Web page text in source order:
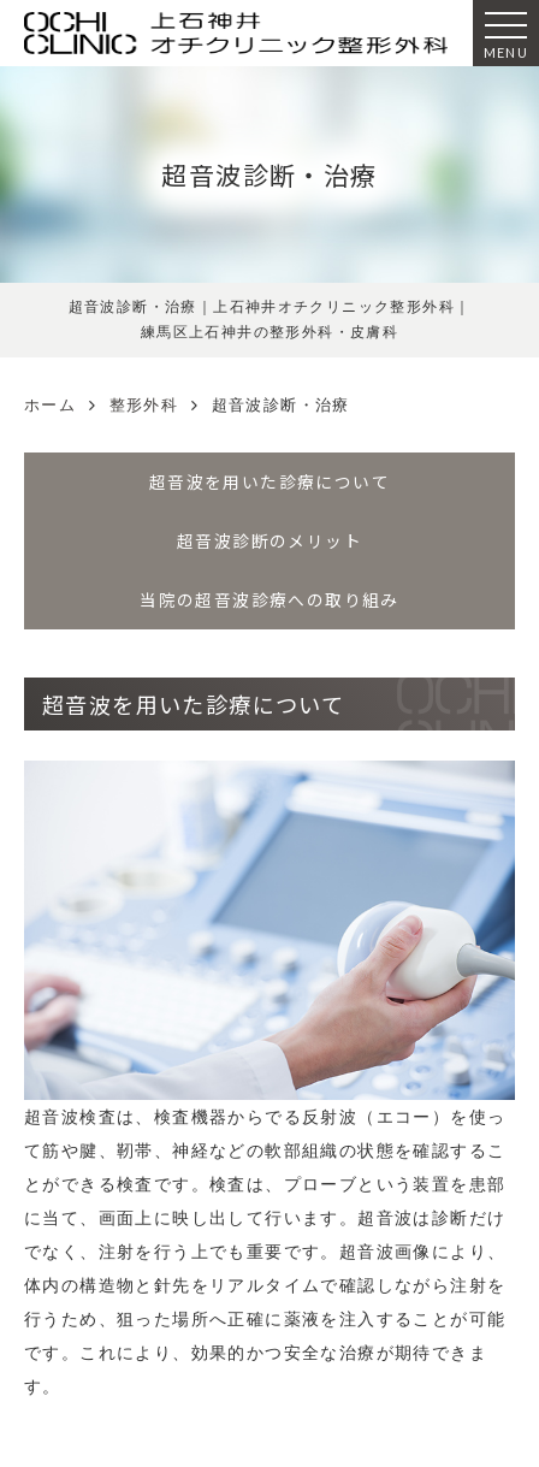
MENU
超音波診断・治療
超音波診断・治療｜上石神井オチクリニック整形外科｜
練馬区上石神井の整形外科・皮膚科
ホーム 整形外科 超音波診断・治療
超音波を用いた診療について
超音波診断のメリット
当院の超音波診療への取り組み
超音波を用いた診療について
超音波検査は、検査機器からでる反射波（エコー）を使っ
て筋や腱、靭帯、神経などの軟部組織の状態を確認するこ
とができる検査です。検査は、プローブという装置を患部
に当て、画面上に映し出して行います。超音波は診断だけ
でなく、注射を行う上でも重要です。超音波画像により、
体内の構造物と針先をリアルタイムで確認しながら注射を
行うため、狙った場所へ正確に薬液を注入することが可能
です。これにより、効果的かつ安全な治療が期待できま
す。